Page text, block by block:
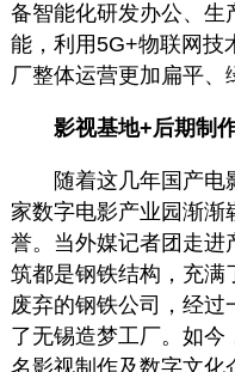
备智能化研发办公、生
能，利用5G+物联网技
厂整体运营更加扁平、
影视基地+后期制
随着这几年国产电
家数字电影产业园渐渐
誉。当外媒记者团走进
筑都是钢铁结构，充满
废弃的钢铁公司，经过
了无锡造梦工厂。如今